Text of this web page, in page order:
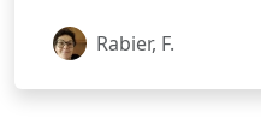
Rabier, F.